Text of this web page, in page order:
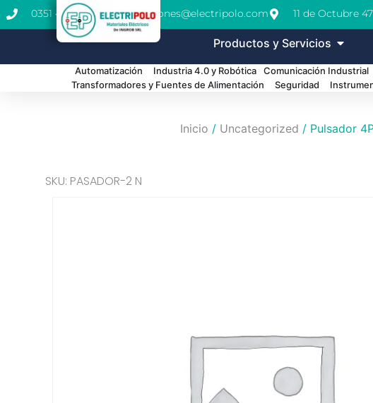
0351 462-1771 cotizaciones@electripolo.com 11 de Octubre
Productos y Servicios
Automatización Industria 4.0 y Robótica Comunicación Industrial
Transformadores y Fuentes de Alimentación
Seguridad
Inicio / Uncategorized / Pulsador
SKU: PASADOR-2 N